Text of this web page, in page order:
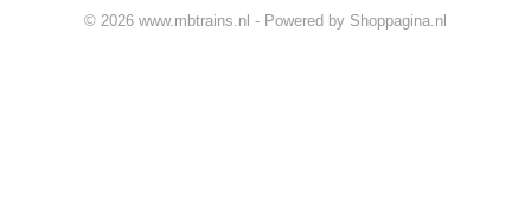
© 2026 www.mbtrains.nl - Powered by Shoppagina.nl